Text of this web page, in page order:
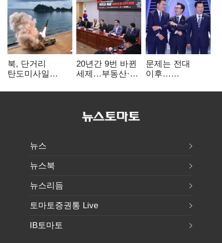
북, 단거리
탄도미사일
"즉각 중단 촉구"
20년간 9번 바뀐
세제…부동산·
건드렸다
문제는 전대
이후…
뒤집힐 땐
뉴스
뉴스북
뉴스리듬
토마토증권통 Live
IB토마토